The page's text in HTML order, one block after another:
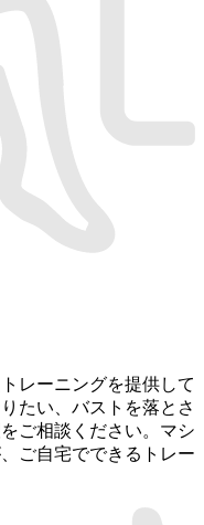
レーニングを提供して
たい、バストを落とさ
ご相談ください。マシ
ご自宅でできるトレー